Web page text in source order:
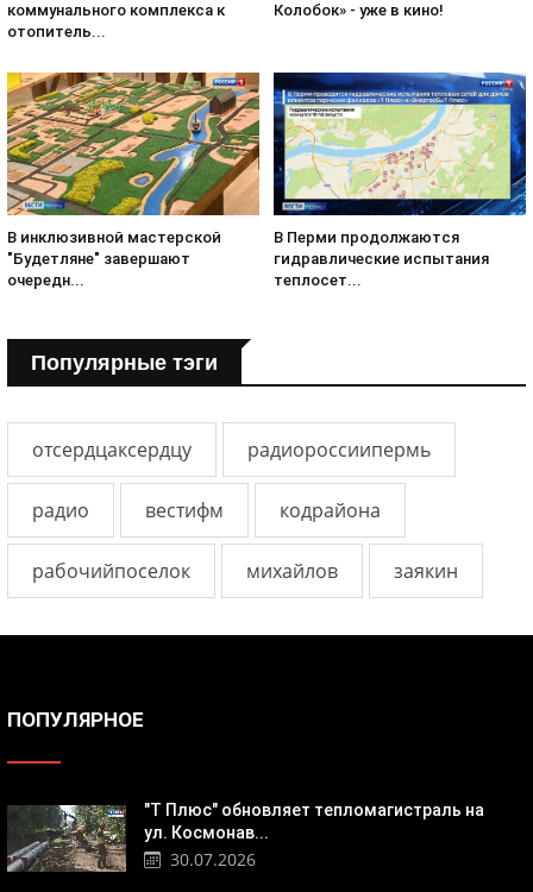
коммунального комплекса к
отопитель...
Колобок» - уже в кино!
В инклюзивной мастерской
"Будетляне" завершают
очередн...
В Перми продолжаются
гидравлические испытания
теплосет...
Популярные тэги
отсердцаксердцу радиороссиипермь
радио вестифм кодрайона
рабочийпоселок михайлов заякин
ПОПУЛЯРНОЕ
"Т Плюс" обновляет тепломагистраль на
ул. Космонав...
30.07.2026